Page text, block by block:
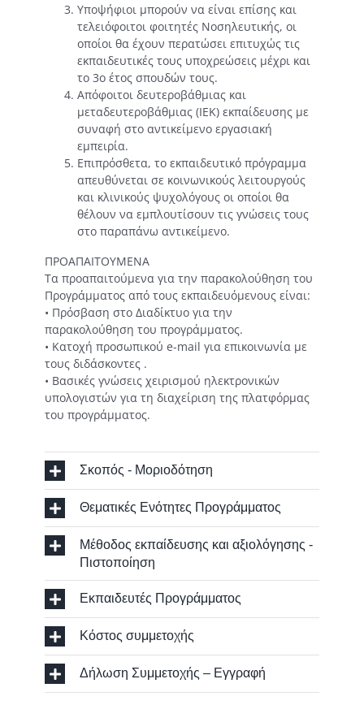
Υποψήφιοι μπορούν να είναι επίσης και
τελειόφοιτοι φοιτητές Νοσηλευτικής, οι
οποίοι θα έχουν περατώσει επιτυχώς τις
εκπαιδευτικές τους υποχρεώσεις μέχρι και
το 3ο έτος σπουδών τους.
Απόφοιτοι δευτεροβάθμιας και
μεταδευτεροβάθμιας (ΙΕΚ) εκπαίδευσης με
συναφή στο αντικείμενο εργασιακή
εμπειρία.
Επιπρόσθετα, το εκπαιδευτικό πρόγραμμα
απευθύνεται σε κοινωνικούς λειτουργούς
και κλινικούς ψυχολόγους οι οποίοι θα
θέλουν να εμπλουτίσουν τις γνώσεις τους
στο παραπάνω αντικείμενο.
ΠΡΟΑΠΑΙΤΟΥΜΕΝΑ
Τα προαπαιτούμενα για την παρακολούθηση του
Προγράμματος από τους εκπαιδευόμενους είναι:
• Πρόσβαση στο Διαδίκτυο για την
παρακολούθηση του προγράμματος.
• Κατοχή προσωπικού e-mail για επικοινωνία με
τους διδάσκοντες .
• Βασικές γνώσεις χειρισμού ηλεκτρονικών
υπολογιστών για τη διαχείριση της πλατφόρμας
του προγράμματος.
Σκοπός - Μοριοδότηση
Θεματικές Ενότητες Προγράμματος
Μέθοδος εκπαίδευσης και αξιολόγησης -
Πιστοποίηση
Εκπαιδευτές Προγράμματος
Κόστος συμμετοχής
Δήλωση Συμμετοχής – Εγγραφή